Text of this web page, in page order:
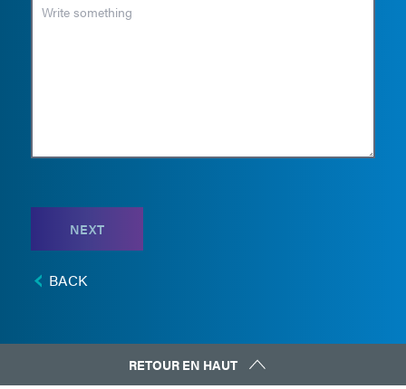
NEXT
BACK
RETOUR EN HAUT